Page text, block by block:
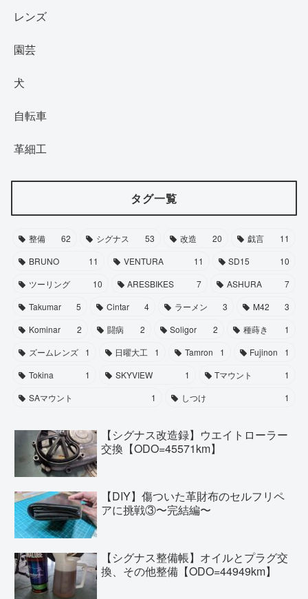
レンズ
園芸
犬
自転車
革細工
タグ一覧
整備 62 シグナス 53 改造 20 戯言
11
BRUNO
11 VENTURA 11 SD15
10
ツーリング
10 ARESBIKES 7 ASHURA
7
Takumar
5 Cintar 4 ラーメン 3 M42
3
Kominar
2 闘病 2 Soligor 2 種蒔き
1
ズームレンズ
1 日曜大工 1 Tamron 1 Fujinon
1
Tokina
1 SKYVIEW 1 Tマウント
1
SAマウント
1 しつけ 1
【シグナス改造録】ウエイトローラー
交換【ODO=45571km】
【DIY】傷ついた革財布のセルフリペ
アに挑戦③〜完結編〜
【シグナス整備帳】オイルとプラグ交
換、その他整備【ODO=44949km】